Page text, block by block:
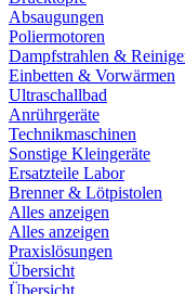
Absaugungen
Poliermotoren
Dampfstrahlen &
Einbetten & Vorwärmen
Ultraschallbad
Anrührgeräte
Technikmaschinen
Sonstige Kleingeräte
Ersatzteile Labor
Brenner & Lötpistolen
Alles anzeigen
Alles anzeigen
Praxislösungen
Übersicht
Übersicht